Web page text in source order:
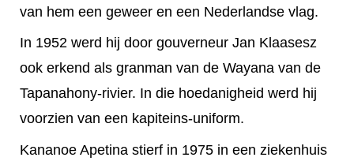
van hem een geweer en een Nederlandse vlag.
In 1952 werd hij door gouverneur Jan Klaasesz
ook erkend als granman van de Wayana van de
Tapanahony-rivier. In die hoedanigheid werd hij
voorzien van een kapiteins-uniform.
Kananoe Apetina stierf in 1975 in een ziekenhuis